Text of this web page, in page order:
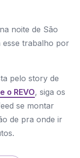
noite de São
esse trabalho por
pelo story de
o REVO, siga os
se montar
de pra onde ir